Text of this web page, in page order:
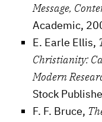
Message,
Academic,
E. Earle Ellis,
Christianity:
Modern
Stock
F. F. Bruce,